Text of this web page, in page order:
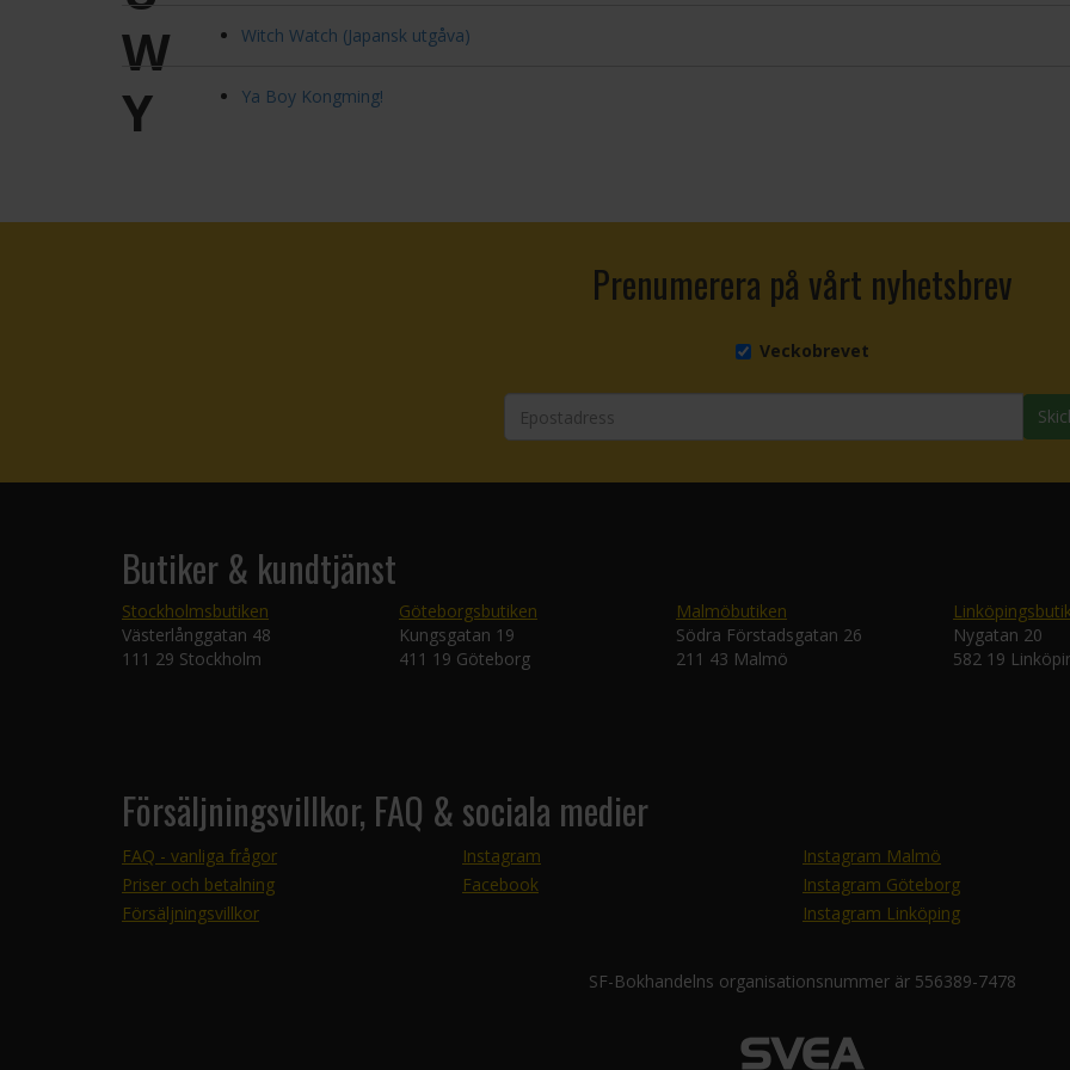
W
Witch Watch (Japansk utgåva)
Y Ya Boy Kongming!
Prenumerera på vårt nyhetsbrev
Veckobrevet
Butiker & kundtjänst
Stockholmsbutiken
Västerlånggatan 48
111 29 Stockholm
Göteborgsbutiken
Kungsgatan 19
411 19 Göteborg
Malmöbutiken
Södra Förstadsgatan 26
211 43 Malmö
Nygatan 20
582 19
Försäljningsvillkor, FAQ & sociala medier
FAQ - vanliga frågor
Priser och betalning
Försäljningsvillkor
Instagram
Facebook
Instagram Malmö
Instagram Göteborg
Instagram Linköping
SF-Bokhandelns organisationsnummer är 556389-7478